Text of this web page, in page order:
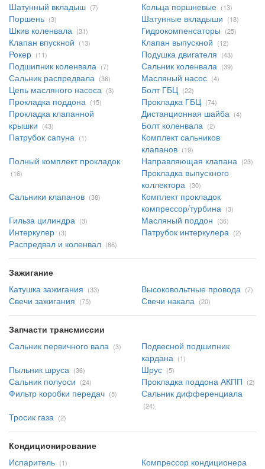
Шатунный вкладыш (7) Кольца поршневые (13)
Поршень (3) Шатунные вкладыши (18)
Шкив коленвала (31) Гидрокомпенсаторы (25)
Клапан впускной (13) Клапан выпускной (12)
Рокер (11) Подушка двигателя (43)
Подшипник коленвала (7) Сальник коленвала (39)
Сальник распредвала (36) Масляный насос (4)
Цепь масляного насоса (3) Болт ГБЦ (22)
Прокладка поддона (15) Прокладка ГБЦ (74)
Прокладка клапанной
крышки (43)
Дистанционная шайба (4)
Болт коленвала (2)
Патрубок сапуна (1)
Комплект сальников
клапанов (19)
Полный комплект прокладок
(16)
Направляющая клапана (23)
Прокладка выпускного
коллектора (30)
Сальники клапанов (38)
Комплект прокладок
компрессор/турбина (3)
Гильза цилиндра (3) Масляный поддон (36)
Интеркулер (3) Патрубок интеркулера (2)
Распредвал и коленвал (86)
Зажигание
Катушка зажигания (33) Высоковольтные провода (7)
Свечи зажигания (75) Свечи накала (20)
Запчасти трансмиссии
Сальник первичного вала (3)
Подвесной подшипник
кардана (1)
Пыльник шруса (36) Шрус (5)
Сальник полуоси (24) Прокладка поддона АКПП (2)
Фильтр коробки передач (5) Сальник дифференциала
(24)
Тросик газа (2)
Кондиционирование
Испаритель (1) Компрессор кондиционера